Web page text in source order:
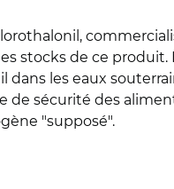
stocks de ce
les eaux
sécurité des
"supposé".